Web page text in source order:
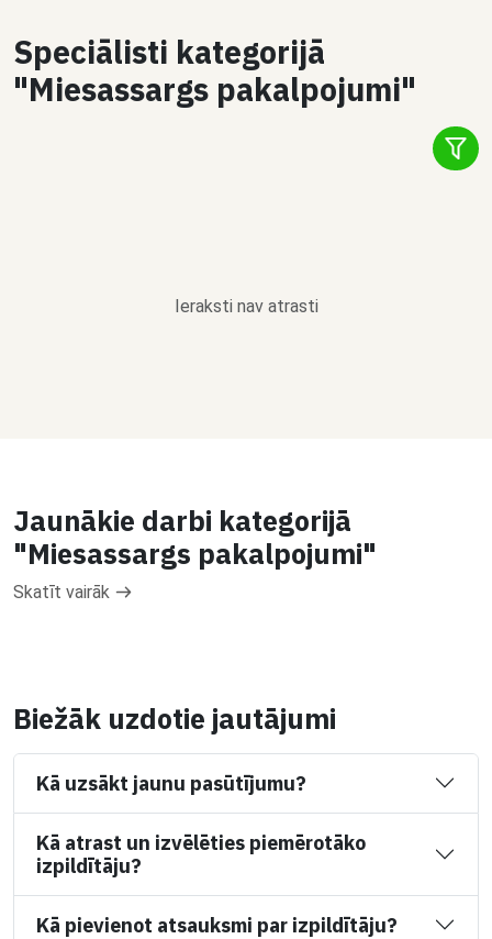
Speciālisti kategorijā
"Miesassargs pakalpojumi"
Ieraksti nav atrasti
Jaunākie darbi kategorijā
"Miesassargs pakalpojumi"
Skatīt vairāk
Biežāk uzdotie jautājumi
Kā uzsākt jaunu pasūtījumu?
Kā atrast un izvēlēties piemērotāko
izpildītāju?
Kā pievienot atsauksmi par izpildītāju?